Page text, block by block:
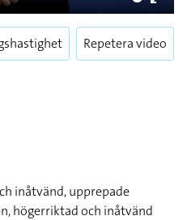
Enter
Repetera video
inåtvänd, upprepade
högerriktad och inåtvänd